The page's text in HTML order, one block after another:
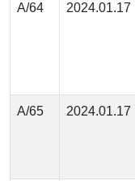
А/64 2024.01.17
А/65 2024.01.17